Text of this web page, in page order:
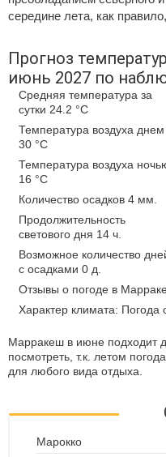
середине лета, как
Прогноз
июнь 2027 по
Средняя температура за
сутки 24.2 °C
Температура воздуха днем
30 °C
Температура воздуха
16 °C
Количество осадков 4 мм.
Продолжительность
светового дня 14 ч.
Возможное количество
с осадками 0 д.
Отзывы о погоде в
Характер климата: Погода
Марракеш в июне подходит
посмотреть, т.к. летом
для любого вида отдыха.
Марокко